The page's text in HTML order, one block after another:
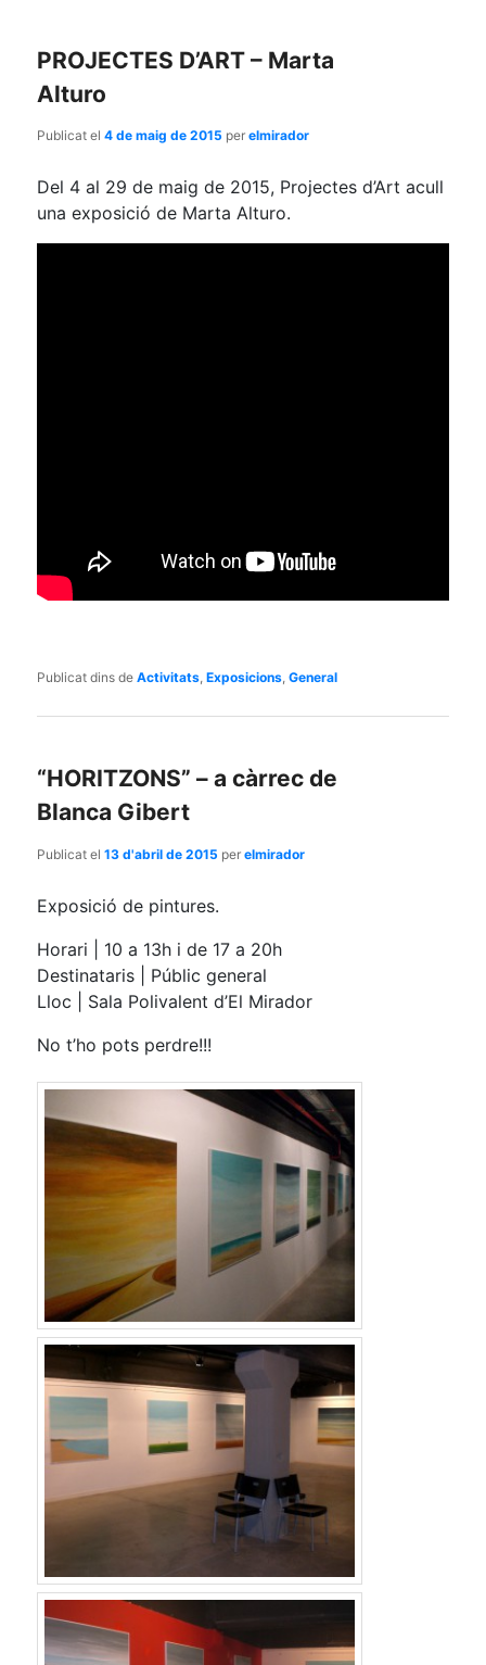
PROJECTES D’ART – Marta
Alturo
Publicat el4 de maig de 2015 perelmirador
Del 4 al 29 de maig de 2015, Projectes d’Art acull
una exposició de Marta Alturo.
Publicat dins de Activitats,Exposicions,General
“HORITZONS” – a càrrec de
Blanca Gibert
Publicat el13 d'abril de 2015 perelmirador
Exposició de pintures.
Horari | 10 a 13h i de 17 a 20h
Destinataris | Públic general
Lloc | Sala Polivalent d’El Mirador
No t’ho pots perdre!!!